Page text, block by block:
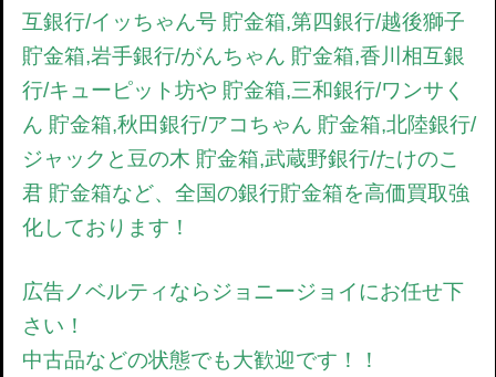
互銀行/イッちゃん号 貯金箱,第四銀行/越後獅子
貯金箱,岩手銀行/がんちゃん 貯金箱,香川相互銀
行/キューピット坊や 貯金箱,三和銀行/ワンサく
ん 貯金箱,秋田銀行/アコちゃん 貯金箱,北陸銀行/
ジャックと豆の木 貯金箱,武蔵野銀行/たけのこ
君 貯金箱など、全国の銀行貯金箱を高価買取強
化しております！
広告ノベルティならジョニージョイにお任せ下
さい！
中古品などの状態でも大歓迎です！！